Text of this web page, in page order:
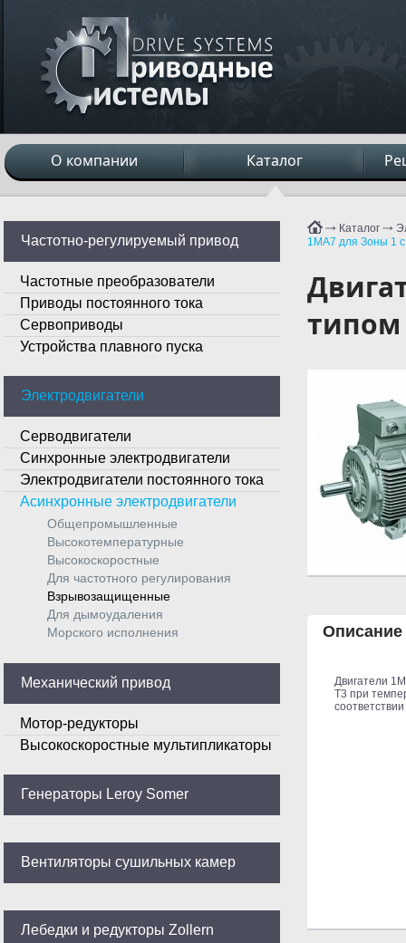
О компании Каталог
Каталог
1MA7 для Зоны 1
типом
Описание
Двигатели
T3 при
Частотно-регулируемый привод
Частотные преобразователи
Приводы постоянного тока
Сервоприводы
Устройства плавного пуска
Электродвигатели
Серводвигатели
Синхронные электродвигатели
Электродвигатели постоянного тока
Асинхронные электродвигатели
Общепромышленные
Высокотемпературные
Высокоскоростные
Для частотного регулирования
Взрывозащищенные
Для дымоудаления
Морского исполнения
Механический привод
Мотор-редукторы
Высокоскоростные мультипликаторы
Генераторы Leroy Somer
Вентиляторы сушильных камер
Лебедки и редукторы Zollern